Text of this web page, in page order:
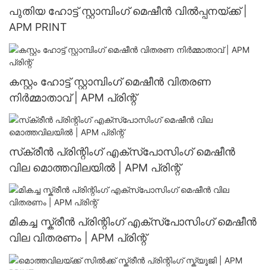
പുതിയ ഹോട്ട് സ്റ്റാമ്പിംഗ് മെഷീൻ വിൽപ്പനയ്ക്ക് |
APM PRINT
കസ്റ്റം ഹോട്ട് സ്റ്റാമ്പിംഗ് മെഷീൻ വിതരണ
നിർമ്മാതാവ് | APM പ്രിന്റ്
സ്‌ക്രീൻ പ്രിന്റിംഗ് എക്‌സ്‌പോസിംഗ് മെഷീൻ
വില മൊത്തവിലയിൽ | APM പ്രിന്റ്
മികച്ച സ്ക്രീൻ പ്രിന്റിംഗ് എക്സ്പോസിംഗ് മെഷീൻ
വില വിതരണം | APM പ്രിന്റ്